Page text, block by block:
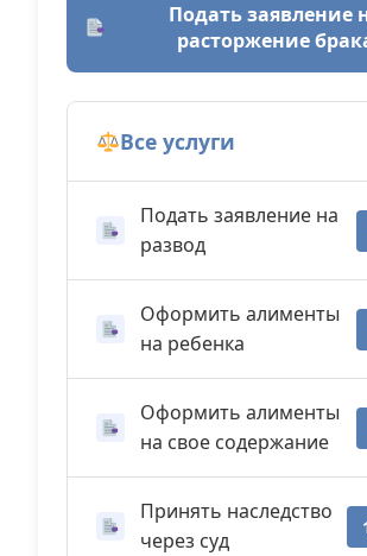
Подать заявление
расторжение
Все услуги
Подать заявление на
развод
Оформить алименты
на ребенка
Оформить алименты
на свое содержание
Принять наследство
через суд